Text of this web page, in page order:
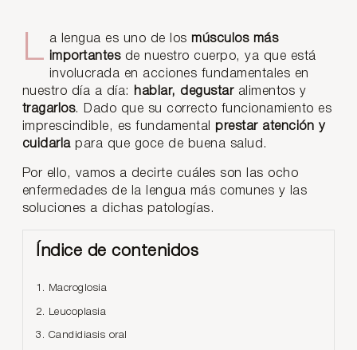
La lengua es uno de los músculos más
importantesde nuestro cuerpo, ya que está
involucrada en acciones fundamentales en
nuestro día a día:
hablar, degustar alimentos y
tragarlos. Dado que su correcto funcionamiento es
imprescindible, es fundamental prestar atención y
cuidarlapara que goce de buena salud.
Por ello, vamos a decirte cuáles son las ocho
enfermedades de la lengua más comunes y las
soluciones a dichas patologías.
Índice de contenidos
1. Macroglosia
2. Leucoplasia
3. Candidiasis oral